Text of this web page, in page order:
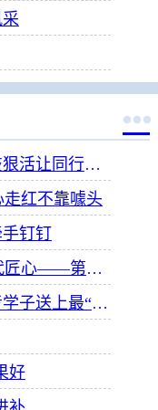

火锅外卖“反套路”出圈！拒绝科技狠活让同行颤抖
红不靠噱头
钉钉
指尖上的千年面艺，传承中的时代匠心——第八届“安琪酵母杯”中华发酵面食大赛武汉赛区开赛
许府牛：用一串“一把过”，为高考学子送上最“牛”祝福
好